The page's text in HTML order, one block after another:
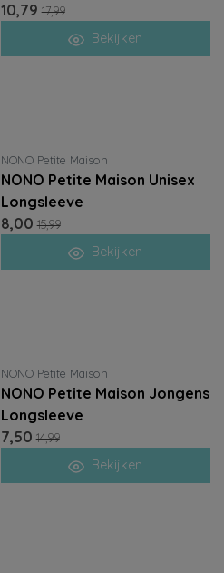
10,79 17,99
Bekijken
NONO Petite Maison
NONO Petite Maison Unisex
Longsleeve
8,00 15,99
Bekijken
NONO Petite Maison
NONO Petite Maison Jongens
Longsleeve
7,50 14,99
Bekijken